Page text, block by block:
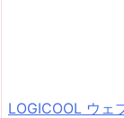
LOGICOOL ウェ